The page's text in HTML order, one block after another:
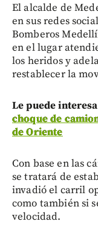
El alcalde de
en sus redes
Bomberos
en el lugar
los heridos y
restablecer la
Le puede
choque de
de Oriente
Con base en las
se tratará de
invadió el carril
como también si
velocidad.